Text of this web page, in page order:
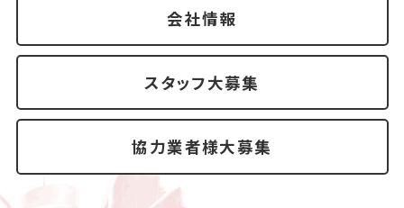
会社情報
スタッフ大募集
協力業者様大募集